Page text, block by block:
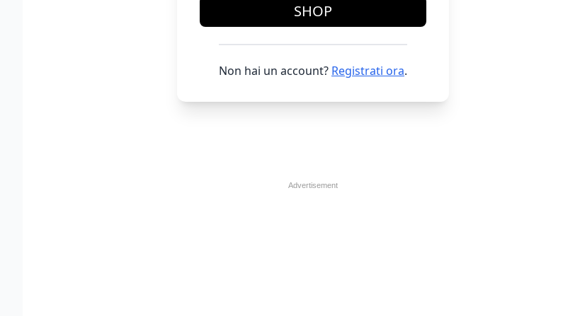
SHOP
Non hai un account? Registrati ora.